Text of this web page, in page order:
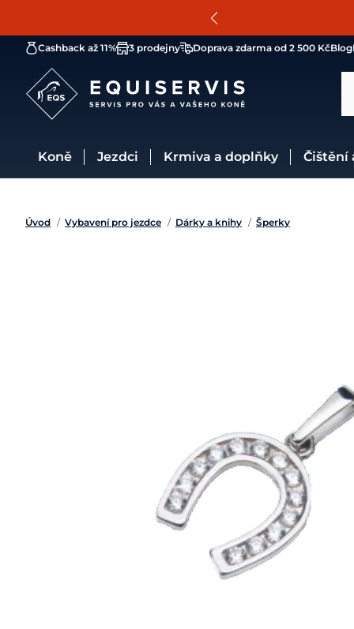
Cashback až 11% 3 prodejny Doprava zdarma od 2 500 KčBlog
Koně Jezdci Krmiva a doplňky
Úvod / Vybavení pro jezdce / Dárky a knihy / Šperky